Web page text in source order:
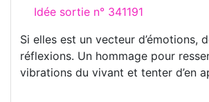
Idée sortie n° 341191
Si elles est un vecteur d’émotions,
réflexions. Un hommage pour
vibrations du vivant et tenter d’en